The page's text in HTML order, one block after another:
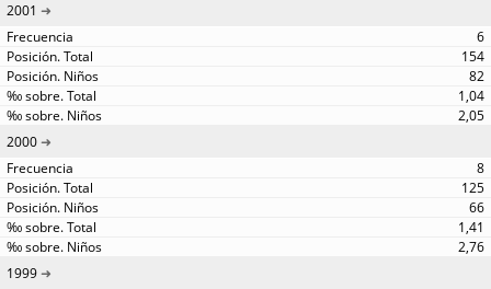
2001
6
154
82
1,04
2,05
2000
8
125
66
1,41
2,76
1999